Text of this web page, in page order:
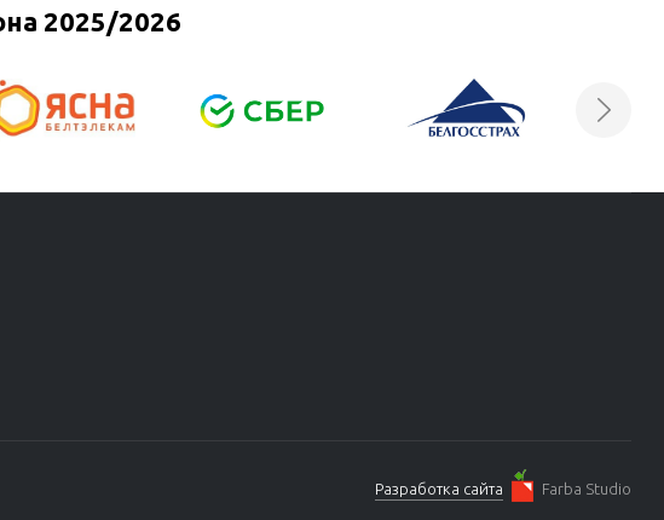
2025/2026
Разработка сайта Farba Studio